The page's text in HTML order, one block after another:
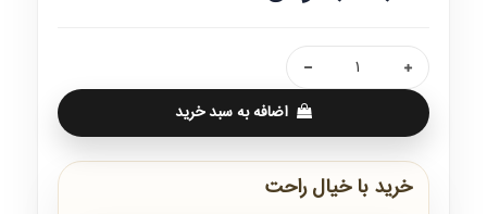
اضافه به سبد خرید
خرید با خیال راحت